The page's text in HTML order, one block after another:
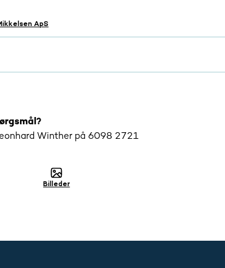
ApS
interageret med denne bolig
Winther på 6098 2721
Billeder